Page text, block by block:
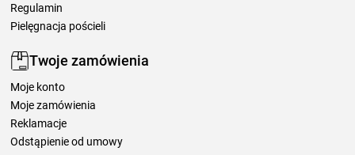
Regulamin
Pielęgnacja pościeli
Twoje zamówienia
Moje konto
Moje zamówienia
Reklamacje
Odstąpienie od umowy